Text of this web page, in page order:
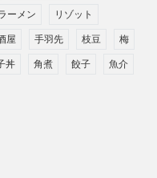
ーメン リゾット
屋 手羽先 枝豆 梅
丼 角煮 餃子 魚介